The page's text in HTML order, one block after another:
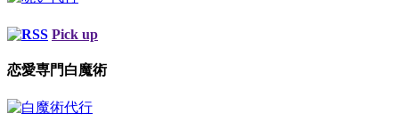
Pick up
恋愛専門白魔術